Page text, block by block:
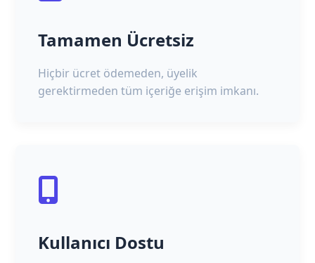
Tamamen Ücretsiz
Hiçbir ücret ödemeden, üyelik
gerektirmeden tüm içeriğe erişim imkanı.
Kullanıcı Dostu